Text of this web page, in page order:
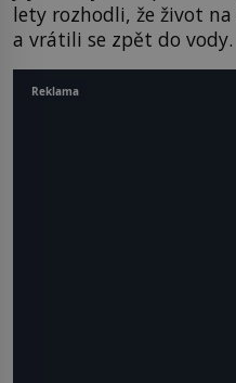
lety rozhodli, že život
a vrátili se zpět do vody.
Reklama